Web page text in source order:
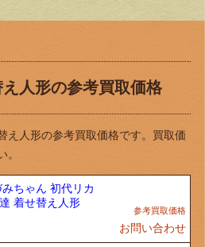
え人形の参考買取価格
え人形の参考買取価格です。買取価
ちゃん 初代リカ
着せ替え人形
お問い合わせ